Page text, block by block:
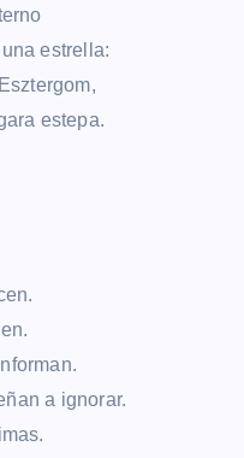
estrella:
estepa.
a ignorar.